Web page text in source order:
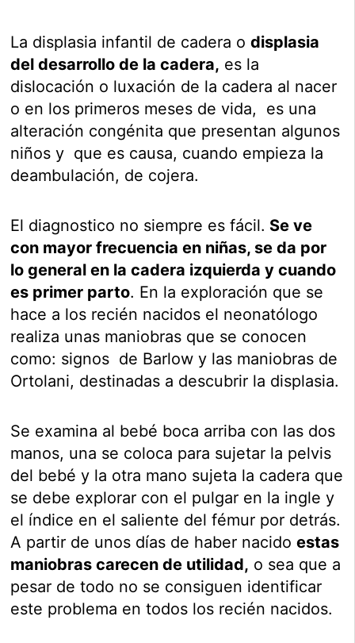
La displasia infantil de cadera odisplasia
del desarrollo de la cadera, es la
dislocación o luxación de la cadera al nacer
o en los primeros meses de vida, es una
alteración congénita que presentan algunos
niños y que es causa, cuando empieza la
deambulación, de cojera.
El diagnostico no siempre es fácil. Se ve
con mayor frecuencia en niñas, se da por
lo general en la cadera izquierda y cuando
es primer parto. En la exploración que se
hace a los recién nacidos el neonatólogo
realiza unas maniobras que se conocen
como: signos de Barlow y las maniobras de
Ortolani, destinadas a descubrir la displasia.
Se examina al bebé boca arriba con las dos
manos, una se coloca para sujetar la pelvis
del bebé y la otra mano sujeta la cadera que
se debe explorar con el pulgar en la ingle y
el índice en el saliente del fémur por detrás.
A partir de unos días de haber nacidoestas
maniobras carecen de utilidad, o sea que a
pesar de todo no se consiguen identificar
este problema en todos los recién nacidos.